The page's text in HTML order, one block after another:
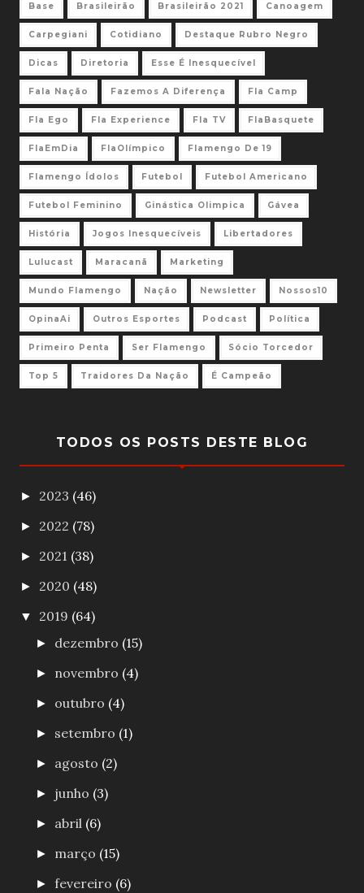
Base Brasileirão Brasileirão 2021 Canoagem
Carpegiani Cotidiano Destaque Rubro Negro
Dicas Diretoria Esse É Inesquecível
Fala Nação Fazemos A Diferença Fla Camp
Fla Ego Fla Experience Fla TV FlaBasquete
FlaEmDia FlaOlímpico Flamengo De 19
Flamengo Ídolos Futebol Futebol Americano
Futebol Feminino Ginástica Olimpica Gávea
História Jogos Inesquecíveis Libertadores
Lulucast Maracanã Marketing
Mundo Flamengo Nação Newsletter Nossos10
OpinaAi Outros Esportes Podcast Política
Primeiro Penta Ser Flamengo Sócio Torcedor
Top 5 Traidores Da Nação É Campeão
TODOS OS POSTS DESTE BLOG
► 2023 (46)
► 2022 (78)
► 2021 (38)
► 2020 (48)
▼ 2019 (64)
► dezembro (15)
► novembro (4)
► outubro (4)
► setembro (1)
► agosto (2)
► junho (3)
► abril (6)
► março (15)
►fevereiro (6)